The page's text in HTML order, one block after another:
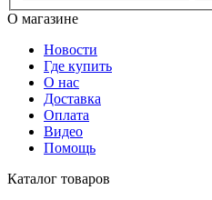
О магазине
Новости
Где купить
О нас
Доставка
Оплата
Видео
Помощь
Каталог товаров